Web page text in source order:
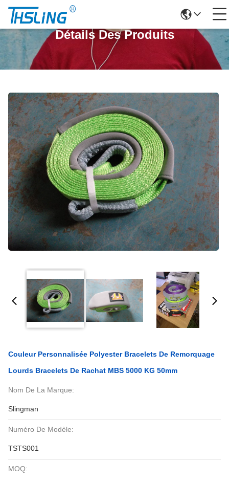
Détails Des Produits
Couleur Personnalisée Polyester Bracelets De Remorquage
Lourds Bracelets De Rachat MBS 5000 KG 50mm
Nom De La Marque:
Slingman
Numéro De Modèle:
TSTS001
MOQ: